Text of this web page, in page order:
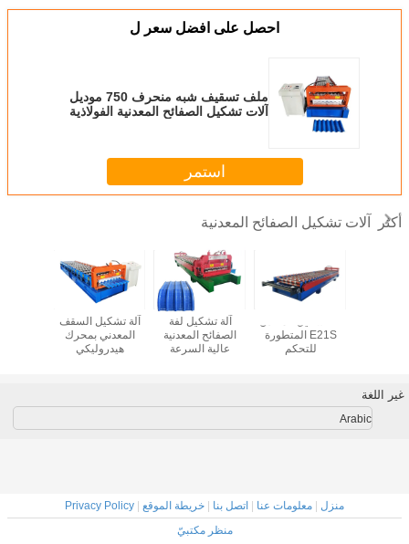
احصل على افضل سعر ل
ملف تسقيف شبه منحرف 750 موديل
آلات تشكيل الصفائح المعدنية الفولاذية
مع Delta PLC
تشكيل الصفائح المعدنية
آلة تصنيع الألواح
المجلفنة المموجة
آلة تشكيل السقف
المعدني بمحرك
هيدروليكي
آلة تشكيل لفة
الصفائح المعدنية
عالية السرعة
E21S المتطورة
النتائج
معلومات عنا|اتصل بنا| خريطة الموقع |
Privacy Policy
منظر مكتبيّ